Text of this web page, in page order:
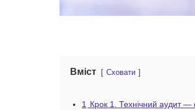
Вміст Сховати
1
Крок 1. Технічний аудит